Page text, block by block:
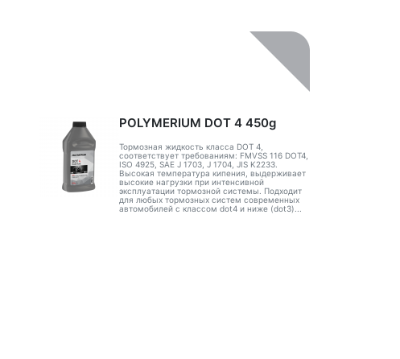
POLYMERIUM DOT 4 450g
Тормозная жидкость класса DOT 4,
соответствует требованиям: FMVSS 116 DOT4,
ISO 4925, SAE J 1703, J 1704, JIS K2233.
Высокая температура кипения, выдерживает
высокие нагрузки при интенсивной
эксплуатации тормозной системы. Подходит
для любых тормозных систем современных
автомобилей с классом dot4 и ниже (dot3)...